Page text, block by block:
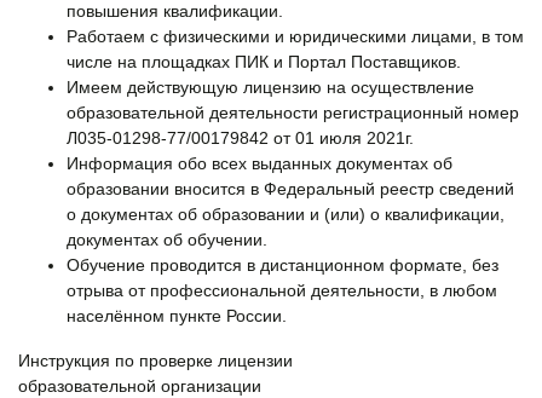
повышения квалификации.
Работаем с физическими и юридическими лицами, в том
числе на площадках ПИК и Портал Поставщиков.
Имеем действующую лицензию на осуществление
образовательной деятельности регистрационный номер
Л035-01298-77/00179842 от 01 июля 2021г.
Информация обо всех выданных документах об
образовании вносится в Федеральный реестр сведений
о документах об образовании и (или) о квалификации,
документах об обучении.
Обучение проводится в дистанционном формате, без
отрыва от профессиональной деятельности, в любом
населённом пункте России.
Инструкция по проверке лицензии
образовательной организации